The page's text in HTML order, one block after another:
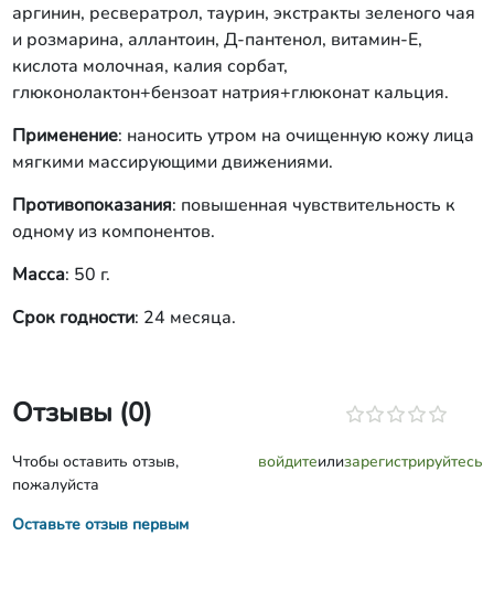
аргинин, ресвератрол, таурин, экстракты зеленого чая
и розмарина, аллантоин, Д-пантенол, витамин-Е,
кислота молочная, калия сорбат,
глюконолактон+бензоат натрия+глюконат кальция.
Применение: наносить утром на очищенную кожу лица
мягкими массирующими движениями.
Противопоказания: повышенная чувствительность к
одному из компонентов.
Масса: 50 г.
Срок годности: 24 месяца.
Отзывы (0)
Чтобы оставить отзыв,
пожалуйста
войдитеилизарегистрируйтесь
Оставьте отзыв первым